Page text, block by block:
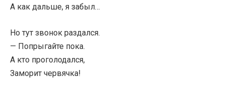
А как дальше, я забыл…
Но тут звонок раздался.
— Попрыгайте пока.
А кто проголодался,
Заморит червячка!